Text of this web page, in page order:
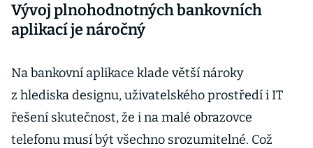
My Air
Vývoj plnohodnotných bankovních
aplikací je náročný
Na bankovní aplikace klade větší nároky
z hlediska designu, uživatelského prostředí i IT
řešení skutečnost, že i na malé obrazovce
telefonu musí být všechno srozumitelné. Což